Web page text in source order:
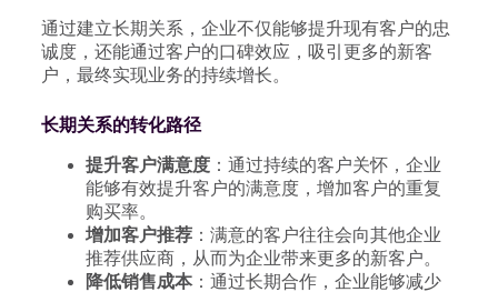
通过建立长期关系，企业不仅能够提升现有客户的忠
诚度，还能通过客户的口碑效应，吸引更多的新客
户，最终实现业务的持续增长。
长期关系的转化路径
提升客户满意度：通过持续的客户关怀，企业
能够有效提升客户的满意度，增加客户的重复
购买率。
增加客户推荐：满意的客户往往会向其他企业
推荐供应商，从而为企业带来更多的新客户。
降低销售成本：通过长期合作，企业能够减少